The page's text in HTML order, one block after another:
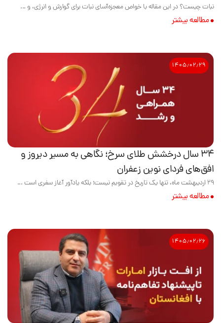
نبات چیست؟ در این مقاله با خواص معجزه‌آسای نبات برای گوارش و انرژی، و ...
مطالعه بیشتر
۱۴۰۵٫۰۲٫۲۹
۳۴ سال درخشش طلای سرخ؛ نگاهی به مسیر دیروز و
افق‌های فردای نوین زعفران
۲۹ اردیبهشت ماه، تنها یک تاریخ در تقویم نیست؛ بلکه یادآور آغاز سفری است ...
مطالعه بیشتر
۱۴۰۵٫۰۲٫۲۶